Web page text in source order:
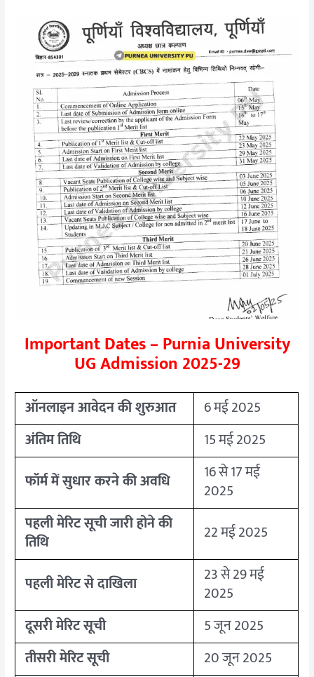
Important Dates – Purnia University
UG Admission 2025-29
ऑनलाइन आवेदन की शुरुआत
6 मई 2025
अंतिम तिथि
15 मई 2025
फॉर्म में सुधार करने की अवधि
16 से 17 मई
2025
पहली मेरिट सूची जारी होने की
तिथि 22 मई 2025
पहली मेरिट से दाखिला 23 से 29 मई
2025
दूसरी मेरिट सूची
5 जून 2025
तीसरी मेरिट सूची
20 जून 2025